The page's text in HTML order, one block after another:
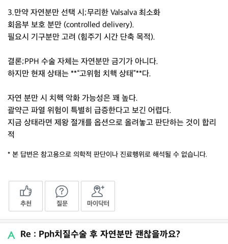
3.만약 자연분만 선택 시;무리한 Valsalva 최소화
회음부 보호 분만 (controlled delivery).
필요시 기구분만 고려 (힘주기 시간 단축 목적).
결론;PPH 수술 자체는 자연분만 금기가 아니다.
하지만 현재 상태는 **“고위험 치핵 상태”**다.
자연 분만 시 치핵 악화 가능성은 꽤 높다.
괄약근 파열 위험이 특별히 급증한다고 보긴 어렵다.
지금 상태라면 제왕 절개를 옵션으로 올려놓고 판단하는 것이 합리
적
* 본 답변은 참고용으로 의학적 판단이나 진료행위로 해석될 수 없습니다.
추천 질문 마이닥터
Re : Pph치질수술 후 자연분만 괜찮을까요?